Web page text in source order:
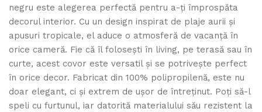
negru este alegerea perfectă pentru a-ți împrospăta
decorul interior. Cu un design inspirat de plaje aurii și
apusuri tropicale, el aduce o atmosferă de vacanță în
orice cameră. Fie că îl folosești în living, pe terasă sau în
curte, acest covor este versatil și se potrivește perfect
în orice decor. Fabricat din 100% polipropilenă, este nu
doar elegant, ci și extrem de ușor de întreținut. Poți să-l
speli cu furtunul, iar datorită materialului său rezistent la